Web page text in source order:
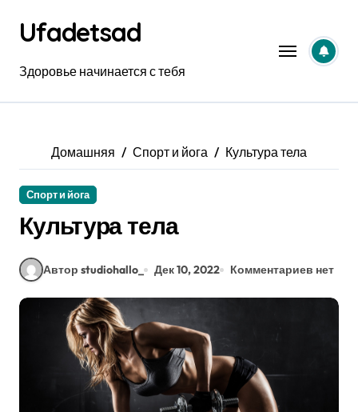
содержанию
Ufadetsad
Здоровье начинается с тебя
Домашняя Спорт и йога Культура тела
Спорт и йога
Культура тела
Автор studiohallo_ Дек 10, 2022 Комментариев нет